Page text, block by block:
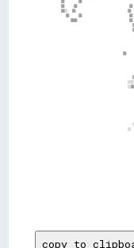
▒▒    ▒▒
▒▒░░  ▒▒                      ▒▒
▒▒    ▒▒                    ▒▒
▒▒▒▒                      ▒▒
▒▒
░░
copy to